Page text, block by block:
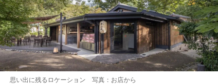
思い出に残るロケーション 写真：お店から